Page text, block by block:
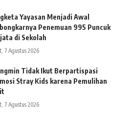
Yayasan Menjadi Awal
Penemuan 995 Puncuk
di Sekolah
7 Agustus 2026
Tidak Ikut Berpartispasi
Stray Kids karena Pemulihan
7 Agustus 2026